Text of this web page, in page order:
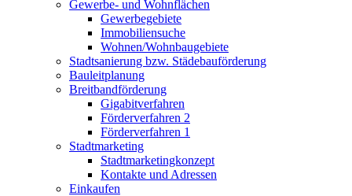
Gewerbe- und Wohnflächen
Gewerbegebiete
Immobiliensuche
Wohnen/Wohnbaugebiete
Stadtsanierung bzw. Städebauförderung
Bauleitplanung
Breitbandförderung
Gigabitverfahren
Förderverfahren 2
Förderverfahren 1
Stadtmarketing
Stadtmarketingkonzept
Kontakte und Adressen
Einkaufen